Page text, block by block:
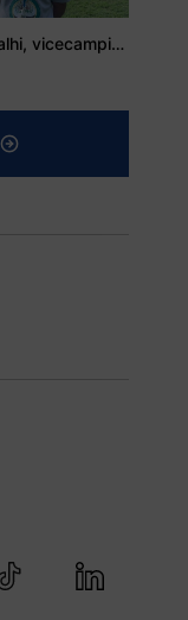
Mohamed Salhi, vicecampion național juniori I: Rugby-ul te învață să accepți și înfrângerile